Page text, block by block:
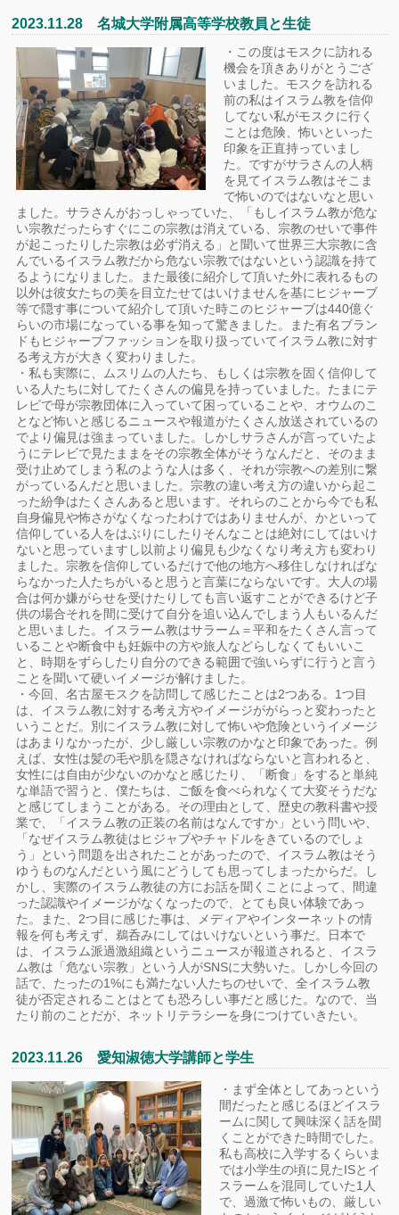
2023.11.28 名城大学附属高等学校教員と生徒
・この度はモスクに訪れる
機会を頂きありがとうござ
いました。モスクを訪れる
前の私はイスラム教を信仰
してない私がモスクに行く
ことは危険、怖いといった
印象を正直持っていまし
た。ですがサラさんの人柄
を見てイスラム教はそこま
で怖いのではないなと思い
ました。サラさんがおっしゃっていた、「もしイスラム教が危な
い宗教だったらすぐにこの宗教は消えている、宗教のせいで事件
が起こったりした宗教は必ず消える」と聞いて世界三大宗教に含
んでいるイスラム教だから危ない宗教ではないという認識を持て
るようになりました。また最後に紹介して頂いた外に表れるもの
以外は彼女たちの美を目立たせてはいけませんを基にヒジャーブ
等で隠す事について紹介して頂いた時このヒジャーブは440億ぐ
らいの市場になっている事を知って驚きました。また有名ブラン
ドもヒジャーブファッションを取り扱っていてイスラム教に対す
る考え方が大きく変わりました。
・私も実際に、ムスリムの人たち、もしくは宗教を固く信仰して
いる人たちに対してたくさんの偏見を持っていました。たまにテ
レビで母が宗教団体に入っていて困っていることや、オウムのこ
となど怖いと感じるニュースや報道がたくさん放送されているの
でより偏見は強まっていました。しかしサラさんが言っていたよ
うにテレビで見たままをその宗教全体がそうなんだと、そのまま
受け止めてしまう私のような人は多く、それが宗教への差別に繋
がっているんだと思いました。宗教の違い考え方の違いから起こ
った紛争はたくさんあると思います。それらのことから今でも私
自身偏見や怖さがなくなったわけではありませんが、かといって
信仰している人をはぶりにしたりそんなことは絶対にしてはいけ
ないと思っていますし以前より偏見も少なくなり考え方も変わり
ました。宗教を信仰しているだけで他の地方へ移住しなければな
らなかった人たちがいると思うと言葉にならないです。大人の場
合は何か嫌がらせを受けたりしても言い返すことができるけど子
供の場合それを間に受けて自分を追い込んでしまう人もいるんだ
と思いました。イスラーム教はサラーム＝平和をたくさん言って
いることや断食中も妊娠中の方や旅人などらしなくてもいいこ
と、時期をずらしたり自分のできる範囲で強いらずに行うと言う
ことを聞いて硬いイメージが解けました。
・今回、名古屋モスクを訪問して感じたことは2つある。1つ目
は、イスラム教に対する考え方やイメージががらっと変わったと
いうことだ。別にイスラム教に対して怖いや危険というイメージ
はあまりなかったが、少し厳しい宗教のかなと印象であった。例
えば、女性は髪の毛や肌を隠さなければならないと言われると、
女性には自由が少ないのかなと感じたり、「断食」をすると単純
な単語で習うと、僕たちは、ご飯を食べられなくて大変そうだな
と感じてしまうことがある。その理由として、歴史の教科書や授
業で、「イスラム教の正装の名前はなんですか」という問いや、
「なぜイスラム教徒はヒジャブやチャドルをきているのでしょ
う」という問題を出されたことがあったので、イスラム教はそう
ゆうものなんだという風にどうしても思ってしまったからだ。し
かし、実際のイスラム教徒の方にお話を聞くことによって、間違
った認識やイメージがなくなったので、とても良い体験であっ
た。また、2つ目に感じた事は、メディアやインターネットの情
報を何も考えず、鵜呑みにしてはいけないという事だ。日本で
は、イスラム派過激組織というニュースが報道されると、イスラ
ム教は「危ない宗教」という人がSNSに大勢いた。しかし今回の
話で、たったの1%にも満たない人たちのせいで、全イスラム教
徒が否定されることはとても恐ろしい事だと感じた。なので、当
たり前のことだが、ネットリテラシーを身につけていきたい。
2023.11.26 愛知淑徳大学講師と学生
・まず全体としてあっという
間だったと感じるほどイスラ
ームに関して興味深く話を聞
くことができた時間でした。
私も高校に入学するくらいま
では小学生の頃に見たISとイ
スラームを混同していた1人
で、過激で怖いもの、厳しい